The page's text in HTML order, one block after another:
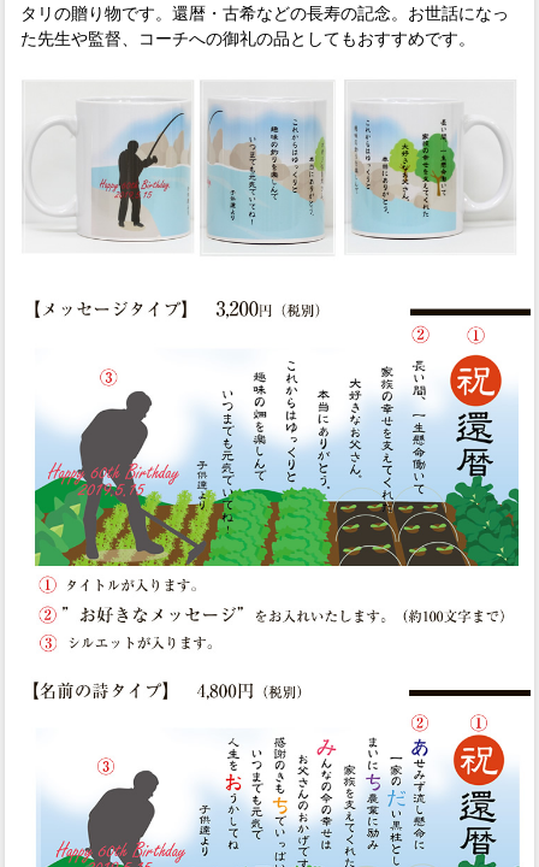
タリの贈り物です。還暦・古希などの長寿の記念。お世話になっ
た先生や監督、コーチへの御礼の品としてもおすすめです。